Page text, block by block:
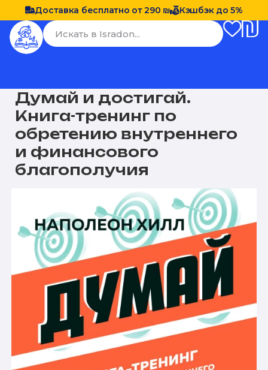
Доставка бесплатно от 290 ₪ Кэшбэк до 5%
Думай и достигай.
Книга-тренинг по
обретению внутреннего
и финансового
благополучия